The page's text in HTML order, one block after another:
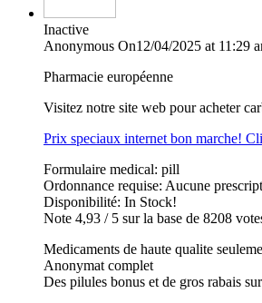
Inactive
Anonymous On12/04/2025 at 11:29
Pharmacie européenne
Visitez notre site web pour acheter
Prix speciaux internet bon marche!
Formulaire medical: pill
Ordonnance requise: Aucune
Disponibilité: In Stock!
Note 4,93 / 5 sur la base de 8208
Medicaments de haute qualite
Anonymat complet
Des pilules bonus et de gros rabais